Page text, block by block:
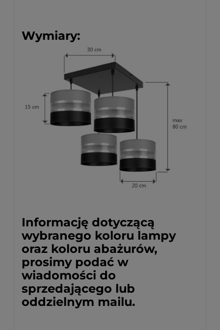
Wymiary:
Informację dotyczącą
wybranego koloru lampy
oraz koloru abażurów,
prosimy podać w
wiadomości do
sprzedającego lub
oddzielnym mailu.